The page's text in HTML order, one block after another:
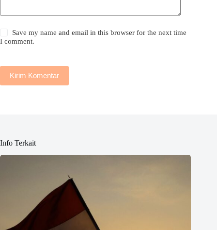
Save my name and email in this browser for the next time
I comment.
Kirim Komentar
Info Terkait